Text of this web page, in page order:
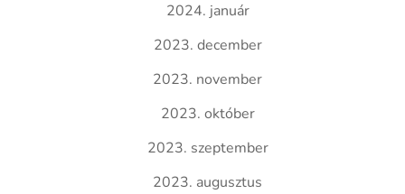
2024. január
2023. december
2023. november
2023. október
2023. szeptember
2023. augusztus